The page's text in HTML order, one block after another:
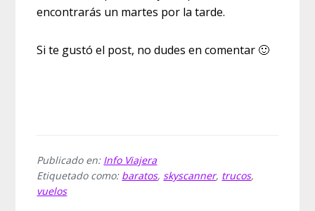
encontrarás un martes por la tarde.
Si te gustó el post, no dudes en comentar 🙂
Publicado en: Info Viajera
Etiquetado como: baratos,skyscanner, trucos,
vuelos